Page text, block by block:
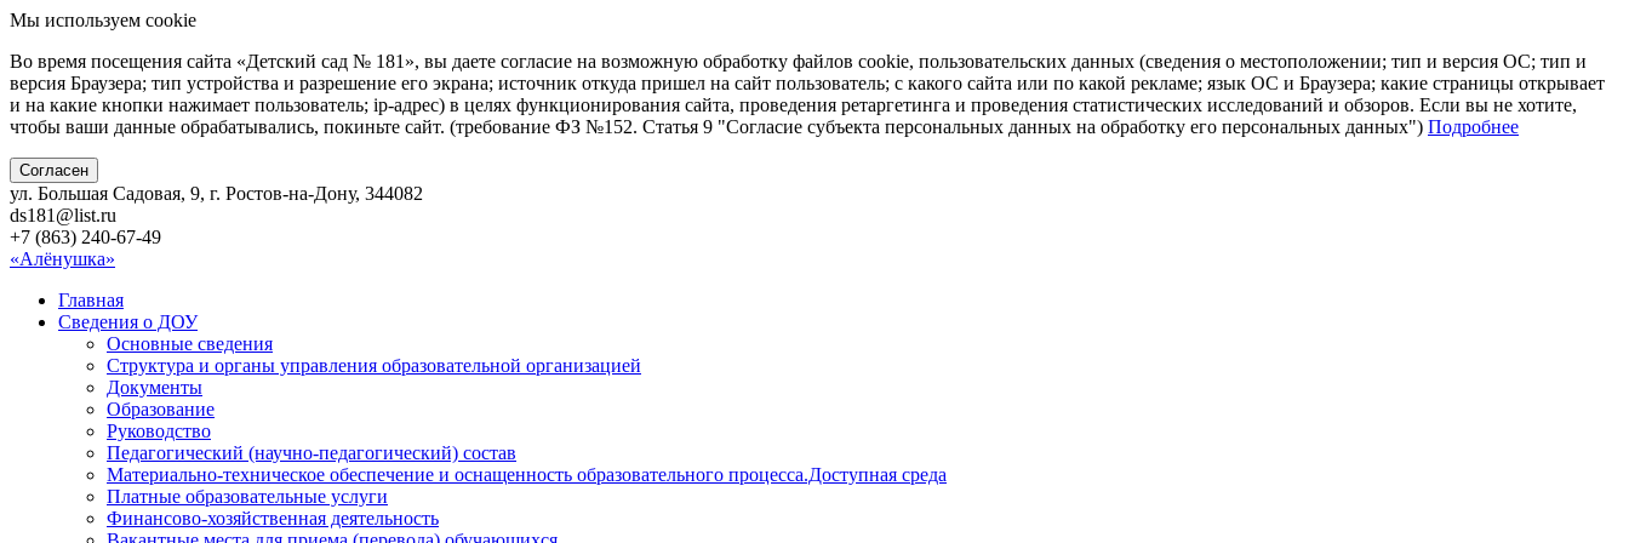
Мы используем cookie
Во время посещения сайта «Детский сад № 181», вы даете согласие на возможную обработку файлов cookie, пользовательских данных (сведения о местоположении; тип и версия ОС; тип и
версия Браузера; тип устройства и разрешение его экрана; источник откуда пришел на сайт пользователь; с какого сайта или по какой рекламе; язык ОС и Браузера; какие страницы открывает
и на какие кнопки нажимает пользователь; ip-адрес) в целях функционирования сайта, проведения ретаргетинга и проведения статистических исследований и обзоров. Если вы не хотите,
чтобы ваши данные обрабатывались, покиньте сайт. (требование ФЗ №152. Статья 9 "Согласие субъекта персональных данных на обработку его персональных данных") Подробнее
Согласен
ул. Большая Садовая, 9, г. Ростов-на-Дону, 344082
ds181@list.ru
+7 (863) 240-67-49
«Алёнушка»
Главная
Сведения о ДОУ
Основные сведения
Структура и органы управления образовательной организацией
Документы
Образование
Руководство
Педагогический (научно-педагогический) состав
Материально-техническое обеспечение и оснащенность образовательного процесса.Доступная среда
Платные образовательные услуги
Финансово-хозяйственная деятельность